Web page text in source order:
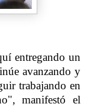
entregando un
avanzando y
trabajando en
manifestó el